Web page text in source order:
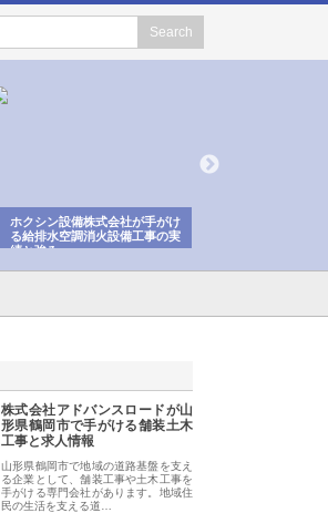
ホクシン設備株式会社が手がけ
る給排水空調消火設備工事の実
績と強み
株式会社アドバンスロードが山
形県鶴岡市で手がける舗装土木
工事と求人情報
山形県鶴岡市で地域の道路基盤を支え
る企業として、舗装工事や土木工事を
手がける専門会社があります。地域住
民の生活を支える道…